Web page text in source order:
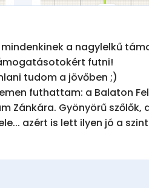
a nagylelkű
futni!
tudom a jövőben ;)
futhattam: a Balaton
Zánkára. Gyönyörű szőlők,
azért is lett ilyen jó a